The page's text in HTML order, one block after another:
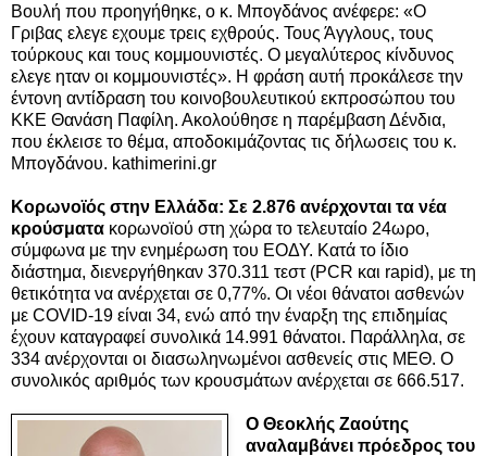
Βουλή που προηγήθηκε, ο κ. Μπογδάνος ανέφερε: «Ο
Γριβας ελεγε εχουμε τρεις εχθρούς. Τους Άγγλους, τους
τούρκους και τους κομμουνιστές. Ο μεγαλύτερος κίνδυνος
ελεγε ηταν οι κομμουνιστές». Η φράση αυτή προκάλεσε την
έντονη αντίδραση του κοινοβουλευτικού εκπροσώπου του
ΚΚΕ Θανάση Παφίλη. Ακολούθησε η παρέμβαση Δένδια,
που έκλεισε το θέμα, αποδοκιμάζοντας τις δήλωσεις του κ.
Μπογδάνου. kathimerini.gr
Κορωνοϊός στην Ελλάδα: Σε 2.876 ανέρχονται τα νέα
κρούσματα κορωνοϊού στη χώρα το τελευταίο 24ωρο,
σύμφωνα με την ενημέρωση του ΕΟΔΥ. Κατά το ίδιο
διάστημα, διενεργήθηκαν 370.311 τεστ (PCR και rapid), με τη
θετικότητα να ανέρχεται σε 0,77%. Οι νέοι θάνατοι ασθενών
με COVID-19 είναι 34, ενώ από την έναρξη της επιδημίας
έχουν καταγραφεί συνολικά 14.991 θάνατοι. Παράλληλα, σε
334 ανέρχονται οι διασωληνωμένοι ασθενείς στις ΜΕΘ. Ο
συνολικός αριθμός των κρουσμάτων ανέρχεται σε 666.517.
Ο Θεοκλής Ζαούτης
αναλαμβάνει πρόεδρος του